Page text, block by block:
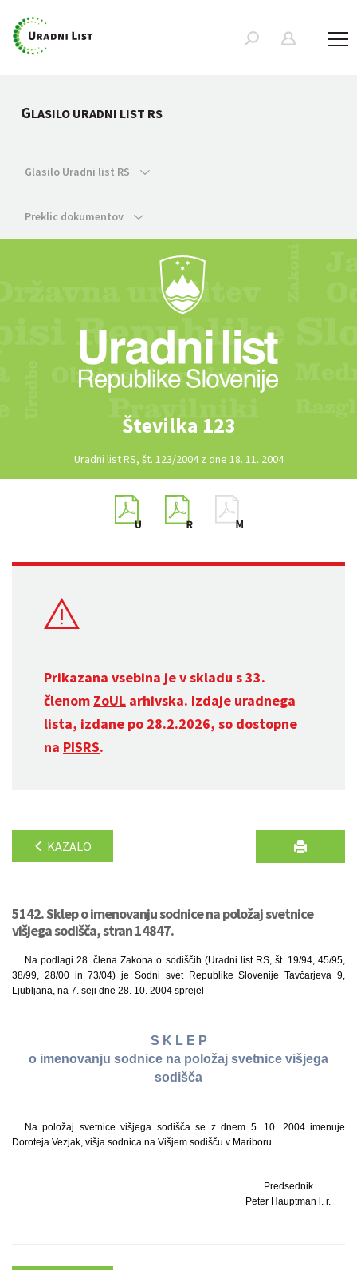
GLASILO URADNI LIST RS
Glasilo Uradni list RS
Preklic dokumentov
Številka 123
Uradni list RS, št. 123/2004 z dne 18. 11. 2004
Prikazana vsebina je v skladu s 33.
členom ZoUL arhivska. Izdaje uradnega
lista, izdane po 28.2.2026, so dostopne
na PISRS.
KAZALO
5142. Sklep o imenovanju sodnice na položaj svetnice
višjega sodišča, stran 14847.
Na podlagi 28. člena Zakona o sodiščih (Uradni list RS, št. 19/94, 45/95,
38/99, 28/00 in 73/04) je Sodni svet Republike Slovenije Tavčarjeva 9,
Ljubljana, na 7. seji dne 28. 10. 2004 sprejel
S K L E P
o imenovanju sodnice na položaj svetnice višjega
sodišča
Na položaj svetnice višjega sodišča se z dnem 5. 10. 2004 imenuje
Doroteja Vezjak, višja sodnica na Višjem sodišču v Mariboru.
Predsednik
Peter Hauptman l. r.